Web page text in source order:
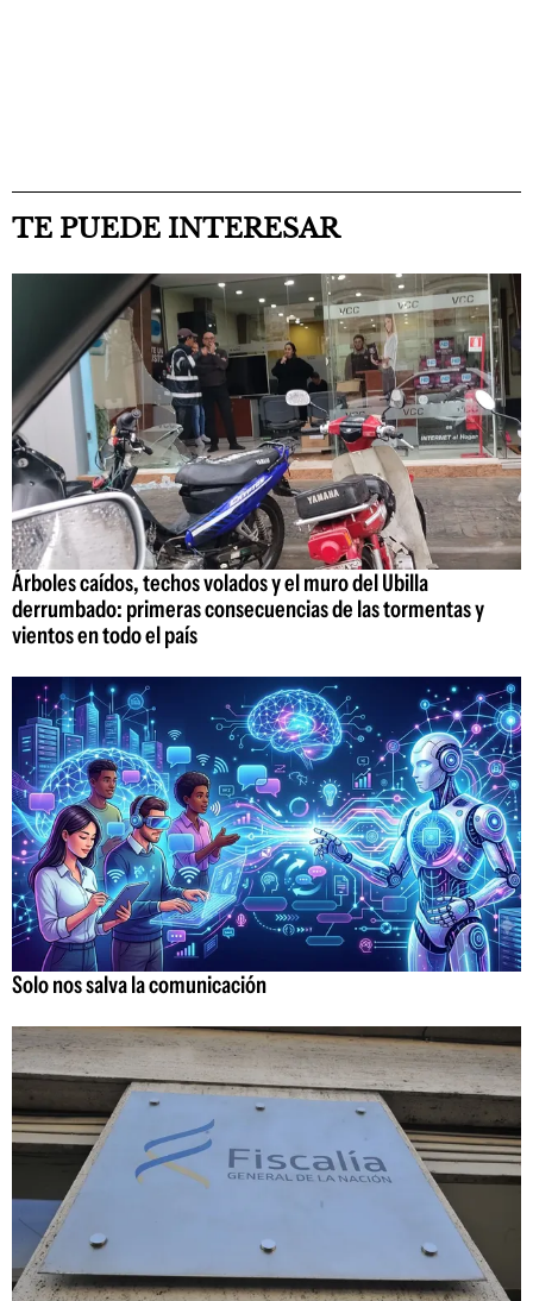
TE PUEDE INTERESAR
Árboles caídos, techos volados y el muro del Ubilla
derrumbado: primeras consecuencias de las tormentas y
vientos en todo el país
Solo nos salva la comunicación